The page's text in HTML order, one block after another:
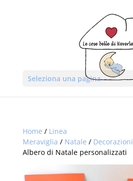
Seleziona una pagina
Home / Linea
Meraviglia / Natale / Decorazioni
Albero di Natale personalizzati